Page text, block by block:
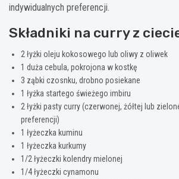
indywidualnych preferencji.
Składniki na curry z
2 łyżki oleju kokosowego lub oliwy z oliwek
1 duża cebula, pokrojona w kostkę
3 ząbki czosnku, drobno posiekane
1 łyżka startego świeżego imbiru
2 łyżki pasty curry (czerwonej, żółtej lub
preferencji)
1 łyżeczka kuminu
1 łyżeczka kurkumy
1/2 łyżeczki kolendry mielonej
1/4 łyżeczki cynamonu